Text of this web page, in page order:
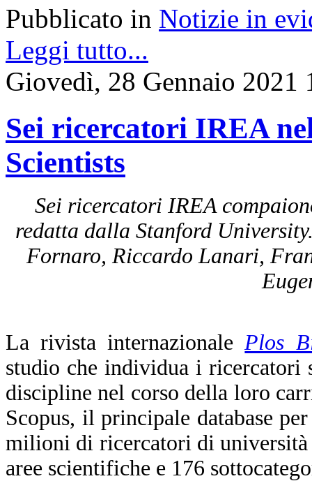
Pubblicato in Notizie in
Leggi tutto...
Giovedì, 28 Gennaio 2021
Sei ricercatori IREA
Scientists
Sei ricercatori IREA
redatta dalla Stanford
Fornaro, Riccardo Lanari,
La rivista internazionale Plos
studio che individua i
discipline nel corso della loro
Scopus, il principale database
milioni di ricercatori di
aree scientifiche e 176